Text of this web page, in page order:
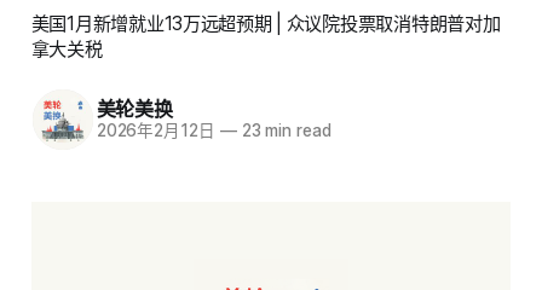
美国1月新增就业13万远超预期 | 众议院投票取消特朗普对加
拿大关税
美轮美换
2026年2月12日 —23 min read